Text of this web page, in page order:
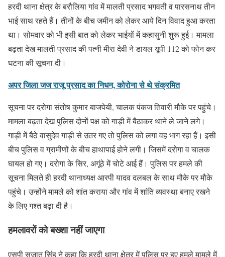
हरदी थाना क्षेत्र के बरौलिया गांव में मालती प्रसाद भगवती व पारसनाथ तीन
भाई साथ रहते हैं। तीनों के बीच जमीन को लेकर आये दिन विवाद हुआ करता
था। सोमवार को भी इसी बात को लेकर भाईयों में कहासुनी शुरू हुई। मामला
बढ़ता देख मालती प्रसाद की पत्नी मीरा देवी ने डायल यूपी 112 को फोन कर
घटना की सूचना दी।
अपर जिला जज राजू प्रसाद का निधन, कोरोना से थे संक्रमित
सूचना पर दरोगा संतोष कुमार बाजपेयी, चालक पंकज तिवारी मौके पर पहुंचे।
मामला बढ़ता देख पुलिस दोनों पक्ष को गाड़ी में बैठाकर थाने ले जाने लगे।
गाड़ी में बैठे वासुदेव गाड़ी से उतर गए तो पुलिस को लगा वह भाग रहा हैं। इसी
बीच पुलिस व ग्रामीणों के बीच हाथापाई होने लगी। जिसमें दरोगा व चालक
घायल हो गए। दरोगा के सिर, अगूंठे में चोटे आई हैं। पुलिस पर हमले की
सूचना मिलते ही हरदी थानाध्यक्ष आरपी यादव दलबल के साथ मौके पर मौके
पहुंचे। उन्होंने मामले को शांत कराया और गांव में शांति व्यवस्था बनाए रखने
के लिए गश्त बढ़ा दी है।
हमलावरों को बख्शा नहीं जाएगा
एसपी सुजात सिंह ने कहा कि हरदी थाना क्षेत्र में पुलिस पर हुए हमले मामले में